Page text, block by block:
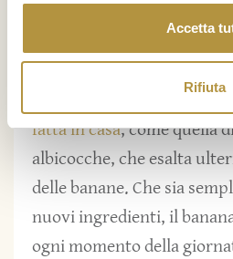
Accetta
Rifiuta
fatta in casa, come quella
albicocche, che esalta
delle banane. Che sia
nuovi ingredienti, il
ogni momento della